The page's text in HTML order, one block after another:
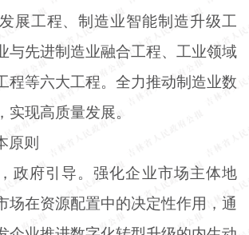
展工程、制造业智能制造升级工
与先进制造业融合工程、工业领域
程等六大工程。全力推动制造业数
实现高质量发展。
原则
政府引导。强化企业市场主体地
场在资源配置中的决定性作用，通